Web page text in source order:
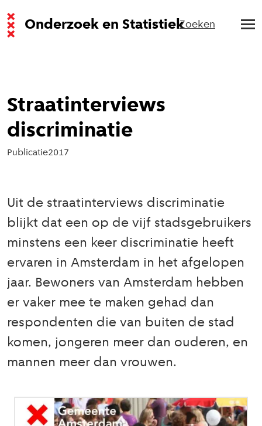
Onderzoek en StatistiekZoeken
Straatinterviews
discriminatie
Publicatie2017
Uit de straatinterviews discriminatie
blijkt dat een op de vijf stadsgebruikers
minstens een keer discriminatie heeft
ervaren in Amsterdam in het afgelopen
jaar. Bewoners van Amsterdam hebben
er vaker mee te maken gehad dan
respondenten die van buiten de stad
komen, jongeren meer dan ouderen, en
mannen meer dan vrouwen.